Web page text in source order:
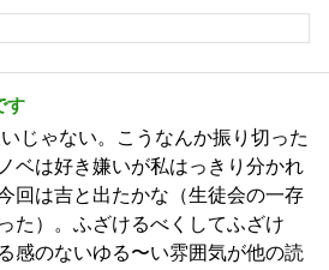
す
ゃない。こうなんか振り切った
ベは好き嫌いが私はっきり分かれ
回は吉と出たかな（生徒会の一存
た）。ふざけるべくしてふざけ
感のないゆる〜い雰囲気が他の読